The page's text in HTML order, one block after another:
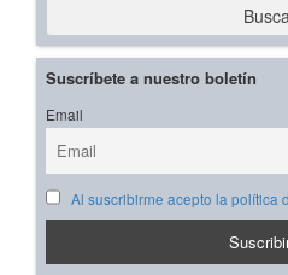
Suscríbete a nuestro boletín
Email
Al suscribirme acepto la política